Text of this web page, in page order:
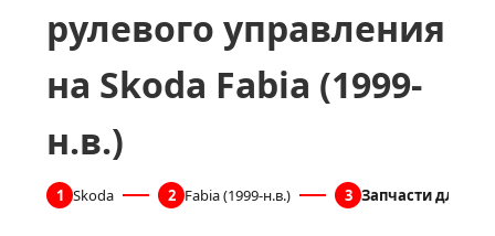
рулевого управления
на Skoda Fabia (1999-
н.в.)
1 Skoda 2 Fabia (1999-н.в.) 3 Запчасти для